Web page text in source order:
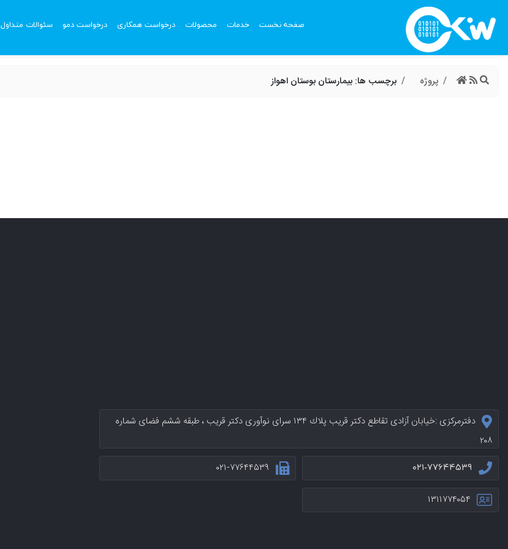
صفحه نخست خدمات محصولات درخواست همکاری درخواست دمو سئوالات متداول
پروژه برچسب ها: بیمارستان بوستان اهواز
دفترمرکزی :خيابان آزادی تقاطع دکتر قریب پلاك ۱۳۴ سرای نوآوری دکتر قریب ، طبقه ششم فضای شماره
۲۰۸
۰۲۱-۷۷۶۴۴۵۳۹ ۰۲۱-۷۷۶۴۴۵۳۹